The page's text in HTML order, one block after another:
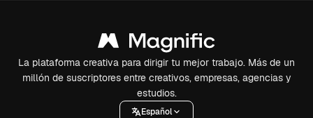
La plataforma creativa para dirigir tu mejor trabajo. Más de un
millón de suscriptores entre creativos, empresas, agencias y
estudios.
Español